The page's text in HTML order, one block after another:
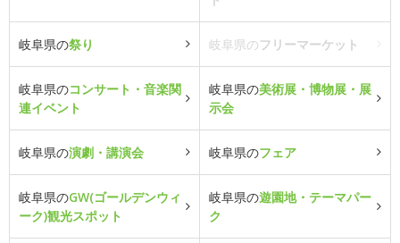
岐阜県の祭り 岐阜県のフリーマーケット
岐阜県のコンサート・音楽関
連イベント
岐阜県の美術展・博物展・展
示会
岐阜県の演劇・講演会 岐阜県のフェア
岐阜県のGW(ゴールデンウィ
ーク)観光スポット
岐阜県の遊園地・テーマパー
ク